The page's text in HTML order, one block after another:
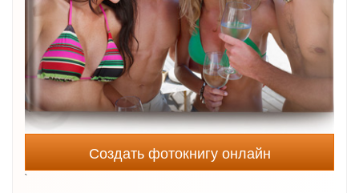
Создать фотокнигу онлайн
`